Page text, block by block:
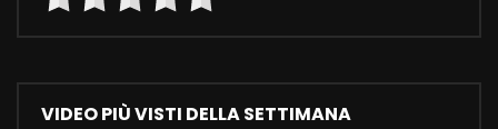
VIDEO PIÙ VISTI DELLA SETTIMANA